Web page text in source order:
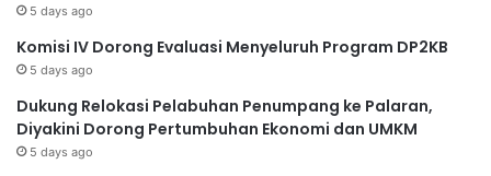
5 days ago
Komisi IV Dorong Evaluasi Menyeluruh Program DP2KB
5 days ago
Dukung Relokasi Pelabuhan Penumpang ke Palaran,
Diyakini Dorong Pertumbuhan Ekonomi dan UMKM
5 days ago